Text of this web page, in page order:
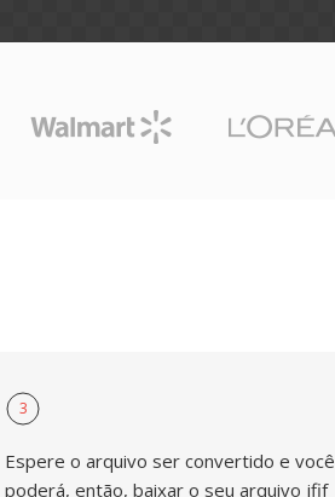
3
Espere o arquivo ser convertido e você
poderá, então, baixar o seu arquivo jfif